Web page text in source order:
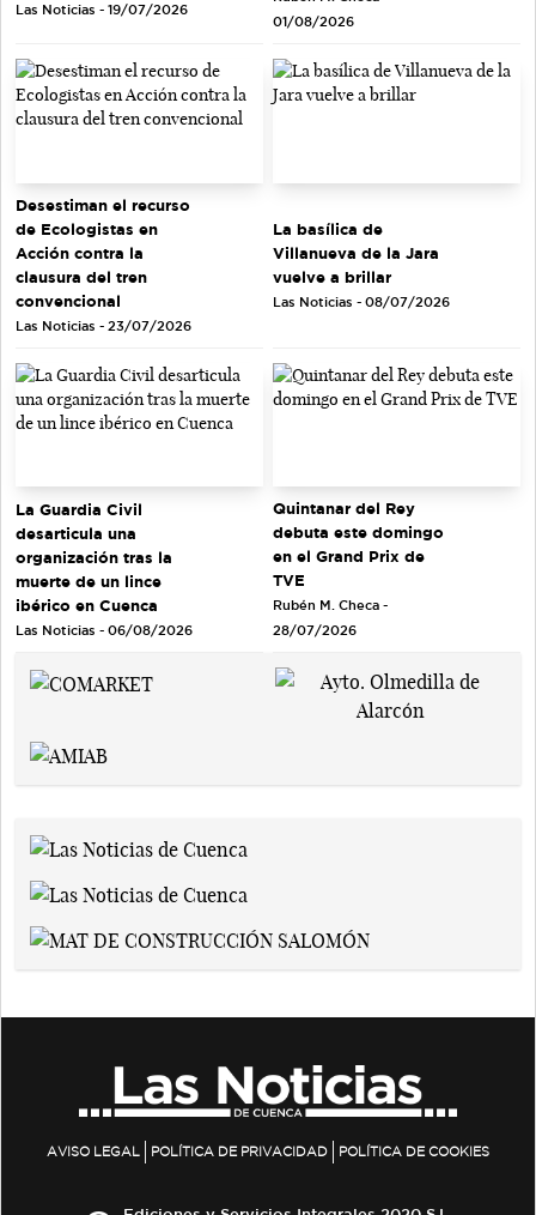
Las Noticias - 19/07/2026
01/08/2026
Desestiman el recurso
de Ecologistas en
Acción contra la
clausura del tren
convencional
Las Noticias - 23/07/2026
La basílica de
Villanueva de la Jara
vuelve a brillar
Las Noticias - 08/07/2026
La Guardia Civil
desarticula una
organización tras la
muerte de un lince
ibérico en Cuenca
Las Noticias - 06/08/2026
Quintanar del Rey
debuta este domingo
en el Grand Prix de
TVE
Rubén M. Checa -
28/07/2026
AVISO LEGAL POLÍTICA DE PRIVACIDAD POLÍTICA DE COOKIES